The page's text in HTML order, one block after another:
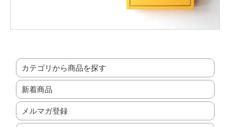
カテゴリから商品を探す
新着商品
メルマガ登録